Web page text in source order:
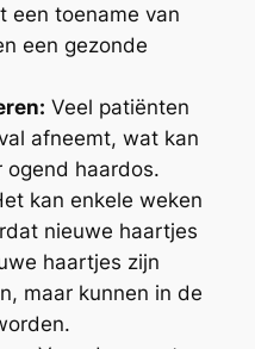
een toename van
een gezonde
Veel patiënten
afneemt, wat kan
ogend haardos.
kan enkele weken
nieuwe haartjes
haartjes zijn
maar kunnen in de